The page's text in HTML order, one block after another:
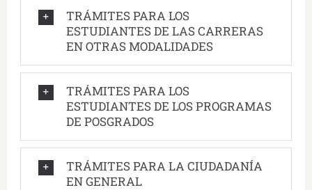
TRÁMITES PARA LOS
ESTUDIANTES DE LAS CARRERAS
EN OTRAS MODALIDADES
TRÁMITES PARA LOS
ESTUDIANTES DE LOS PROGRAMAS
DE POSGRADOS
TRÁMITES PARA LA CIUDADANÍA
EN GENERAL